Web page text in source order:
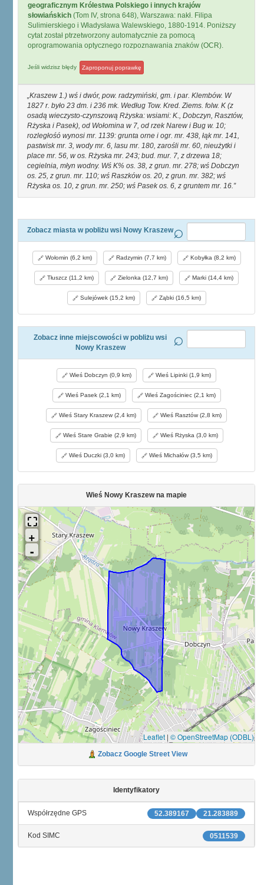
geograficznym Królestwa Polskiego i innych krajów
słowiańskich (Tom IV, strona 648), Warszawa: nakł. Filipa
Sulimierskiego i Władysława Walewskiego, 1880-1914. Poniższy
cytat został ptrzetworzony automatycznie za pomocą
oprogramowania optycznego rozpoznawania znaków (OCR).
Jeśli widzisz błędy Zaproponuj poprawkę
Kraszew 1.) wś i dwór, pow. radzymiński, gm. i par. Klembów. W
1827 r. było 23 dm. i 236 mk. Według Tow. Kred. Ziems. folw. K (z
osadą wieczysto-czynszową Rżyska: wsiami: K., Dobczyn, Rasztów,
Rżyska i Pasek), od Wołomina w 7, od rzek Narew i Bug w. 10;
rozległośó wynosi mr. 1139: grunta orne i ogr. mr. 438, łąk mr. 141,
pastwisk mr. 3, wody mr. 6, lasu mr. 180, zarośli mr. 60, nieużytki i
place mr. 56, w os. Rżyska mr. 243; bud. mur. 7, z drzewa 18;
cegielnia, młyn wodny. Wś K% os. 38, z grun. mr. 278; wś Dobczyn
os. 25, z grun. mr. 110; wś Raszków os. 20, z grun. mr. 382; wś
Rżyska os. 10, z grun. mr. 250; wś Pasek os. 6, z gruntem mr. 16.
Zobacz miasta w pobliżu wsi Nowy Kraszew
Wołomin (6,2 km) Radzymin (7,7 km) Kobyłka (8,2 km)
Tłuszcz (11,2 km) Zielonka (12,7 km) Marki (14,4 km)
Sulejówek (15,2 km) Ząbki (16,5 km)
Zobacz inne miejscowości w pobliżu wsi
Nowy Kraszew
Wieś Dobczyn (0,9 km) Wieś Lipinki (1,9 km)
Wieś Pasek (2,1 km) Wieś Zagościniec (2,1 km)
Wieś Stary Kraszew (2,4 km) Wieś Rasztów (2,8 km)
Wieś Stare Grabie (2,9 km) Wieś Rżyska (3,0 km)
Wieś Duczki (3,0 km) Wieś Michałów (3,5 km)
Wieś Nowy Kraszew na mapie
Leaflet | © OpenStreetMap (ODBL)
Zobacz Google Street View
Identyfikatory
21.283889
52.389167
Współrzędne GPS
0511539
Kod SIMC